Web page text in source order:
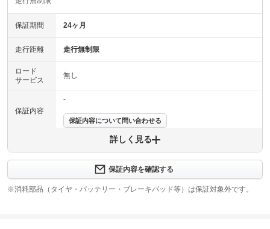
保証期間 24ヶ月
走行距離 走行無制限
ロード
サービス
無し
保証内容
-
保証内容について問い合わせる
上限金額
詳しく見る
保証内容を確認する
※消耗部品（タイヤ・バッテリー・ブレーキパッド等）は保証対象外です。